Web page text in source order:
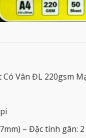
Có Vân ĐL 220gsm
– Đặc tính gân: